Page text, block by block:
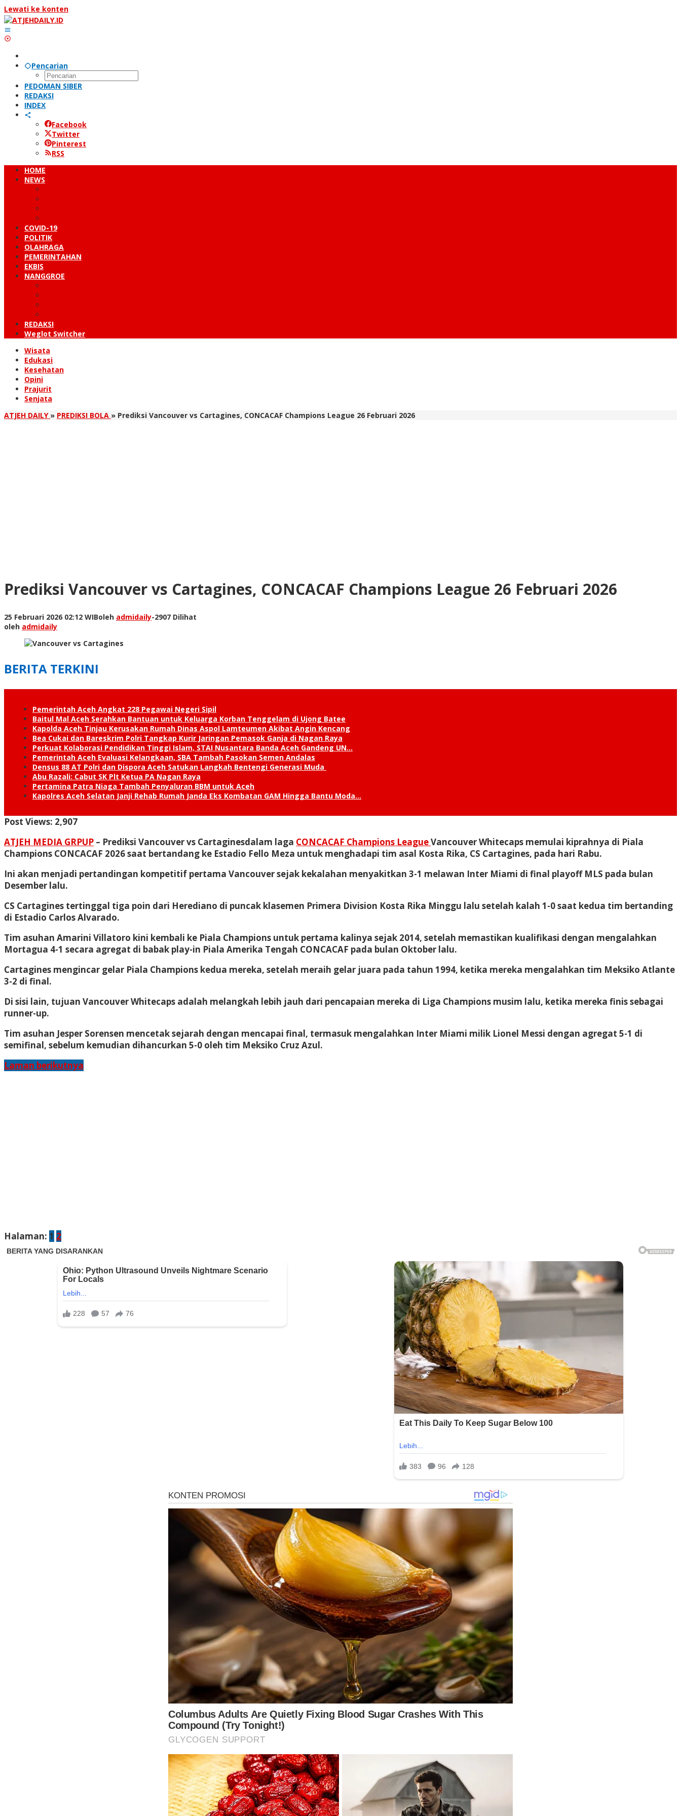
Lewati ke konten
Pencarian
PEDOMAN SIBER
REDAKSI
INDEX
Facebook
Twitter
Pinterest
RSS
HOME
NEWS
COVID-19
POLITIK
OLAHRAGA
PEMERINTAHAN
EKBIS
NANGGROE
REDAKSI
Weglot Switcher
Wisata
Edukasi
Kesehatan
Opini
Prajurit
Senjata
ATJEH DAILY » PREDIKSI BOLA » Prediksi Vancouver vs Cartagines, CONCACAF Champions League 26 Februari 2026
Prediksi Vancouver vs Cartagines, CONCACAF Champions League 26 Februari 2026
25 Februari 2026 02:12 WIBoleh admidaily-2907 Dilihat
oleh admidaily
BERITA TERKINI
Pemerintah Aceh Angkat 228 Pegawai Negeri Sipil
Baitul Mal Aceh Serahkan Bantuan untuk Keluarga Korban Tenggelam di Ujong Batee
Kapolda Aceh Tinjau Kerusakan Rumah Dinas Aspol Lamteumen Akibat Angin Kencang
Bea Cukai dan Bareskrim Polri Tangkap Kurir Jaringan Pemasok Ganja di Nagan Raya
Perkuat Kolaborasi Pendidikan Tinggi Islam, STAI Nusantara Banda Aceh Gandeng UN…
Pemerintah Aceh Evaluasi Kelangkaan, SBA Tambah Pasokan Semen Andalas
Densus 88 AT Polri dan Dispora Aceh Satukan Langkah Bentengi Generasi Muda
Abu Razali: Cabut SK Plt Ketua PA Nagan Raya
Pertamina Patra Niaga Tambah Penyaluran BBM untuk Aceh
Kapolres Aceh Selatan Janji Rehab Rumah Janda Eks Kombatan GAM Hingga Bantu Moda…
Post Views: 2,907
ATJEH MEDIA GRPUP – Prediksi Vancouver vs Cartaginesdalam laga CONCACAF Champions LeagueVancouver Whitecaps memulai kiprahnya di Piala
Champions CONCACAF 2026 saat bertandang ke Estadio Fello Meza untuk menghadapi tim asal Kosta Rika, CS Cartagines, pada hari Rabu.
Ini akan menjadi pertandingan kompetitif pertama Vancouver sejak kekalahan menyakitkan 3-1 melawan Inter Miami di final playoff MLS pada bulan
Desember lalu.
CS Cartagines tertinggal tiga poin dari Herediano di puncak klasemen Primera Division Kosta Rika Minggu lalu setelah kalah 1-0 saat kedua tim bertanding
di Estadio Carlos Alvarado.
Tim asuhan Amarini Villatoro kini kembali ke Piala Champions untuk pertama kalinya sejak 2014, setelah memastikan kualifikasi dengan mengalahkan
Mortagua 4-1 secara agregat di babak play-in Piala Amerika Tengah CONCACAF pada bulan Oktober lalu.
Cartagines mengincar gelar Piala Champions kedua mereka, setelah meraih gelar juara pada tahun 1994, ketika mereka mengalahkan tim Meksiko Atlante
3-2 di final.
Di sisi lain, tujuan Vancouver Whitecaps adalah melangkah lebih jauh dari pencapaian mereka di Liga Champions musim lalu, ketika mereka finis sebagai
runner-up.
Tim asuhan Jesper Sorensen mencetak sejarah dengan mencapai final, termasuk mengalahkan Inter Miami milik Lionel Messi dengan agregat 5-1 di
semifinal, sebelum kemudian dihancurkan 5-0 oleh tim Meksiko Cruz Azul.
Laman berikutnya
Halaman: 1 2